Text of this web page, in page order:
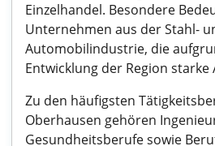
Einzelhandel. Besondere
Unternehmen aus der Stahl-
Automobilindustrie, die
Entwicklung der Region
Zu den häufigsten
Oberhausen gehören
Gesundheitsberufe sowie